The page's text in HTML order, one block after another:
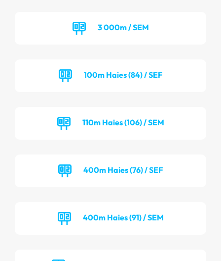
3 000m / SEM
100m Haies (84) / SEF
110m Haies (106) / SEM
400m Haies (76) / SEF
400m Haies (91) / SEM